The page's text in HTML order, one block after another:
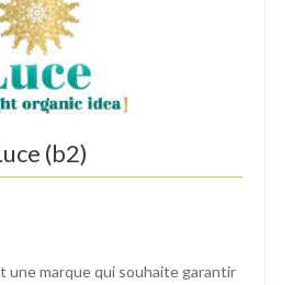
(b2)
une marque qui souhaite garantir